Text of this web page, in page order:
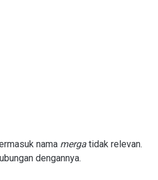
nama merga tidak relevan.
dengannya.